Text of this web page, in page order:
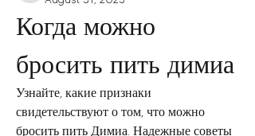
Когда можно
бросить пить димиа
Узнайте, какие признаки
свидетельствуют о том, что можно
бросить пить Димиа. Надежные советы